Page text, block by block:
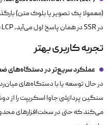
(معمولا یک تصویر یا بلوک متن)
در SSR در همان پاسخ اول می‌آید، LCP به شکل چشمگیری بهبود می‌یابد.
تجربه کاربری بهتر
عملکرد سریع‌تر در دستگاه‌های
سنگین پردازشی جاوا اسکریپت را از
می‌کند که حتی در سخت‌افزارهای